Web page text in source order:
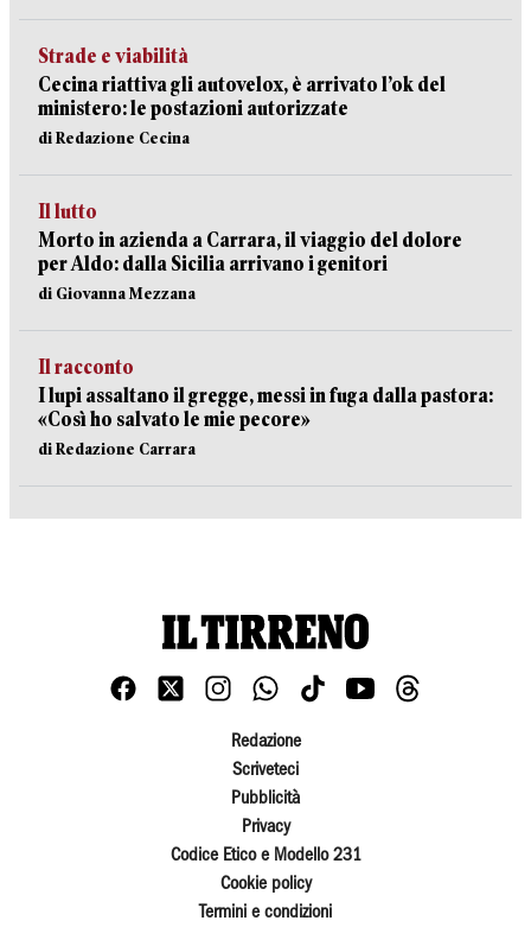
Strade e viabilità
Cecina riattiva gli autovelox, è arrivato l’ok del
ministero: le postazioni autorizzate
di Redazione Cecina
Il lutto
Morto in azienda a Carrara, il viaggio del dolore
per Aldo: dalla Sicilia arrivano i genitori
di Giovanna Mezzana
Il racconto
I lupi assaltano il gregge, messi in fuga dalla pastora:
«Così ho salvato le mie pecore»
di Redazione Carrara
Redazione
Scriveteci
Pubblicità
Privacy
Codice Etico e Modello 231
Cookie policy
Termini e condizioni